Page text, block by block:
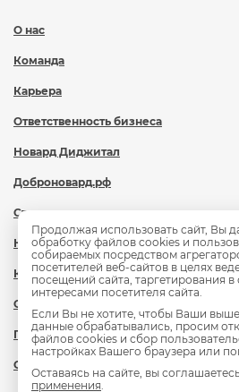
О нас
Команда
Карьера
Ответственность бизнеса
Новард Диджитал
Доброновард.рф
Статьи
Новости
Контакты
Охрана труда
Политика обработки персональных
Сведения об образовательной
Продолжая использовать сайт, Вы
обработку файлов cookies и
собираемых посредством
посетителей веб-сайтов в целях
посещений сайта, таргетирования в
интересами посетителя сайта.
Если Вы не хотите, чтобы Ваши
данные обрабатывались, просим
файлов cookies и сбор
настройках Вашего браузера или
Оставаясь на сайте, вы
применения.